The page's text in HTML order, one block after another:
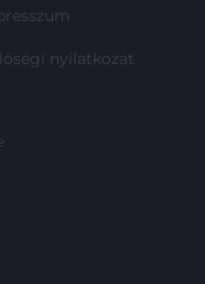
nyilatkozat